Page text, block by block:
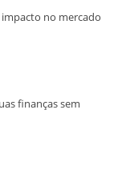
impacto no mercado
finanças sem